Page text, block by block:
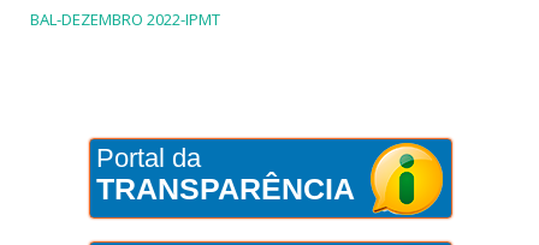
BAL-DEZEMBRO 2022-IPMT
Portal da
TRANSPARÊNCIA